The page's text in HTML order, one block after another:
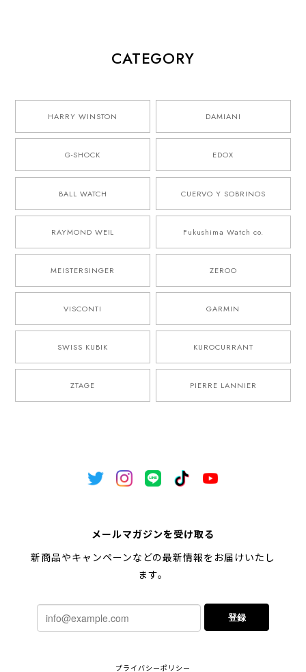
CATEGORY
HARRY WINSTON DAMIANI
G-SHOCK EDOX
BALL WATCH CUERVO Y SOBRINOS
RAYMOND WEIL Fukushima Watch co.
MEISTERSINGER ZEROO
VISCONTI GARMIN
SWISS KUBIK KUROCURRANT
ZTAGE PIERRE LANNIER
メールマガジンを受け取る
新商品やキャンペーンなどの最新情報をお届けいたし
ます。
登録
プライバシーポリシー